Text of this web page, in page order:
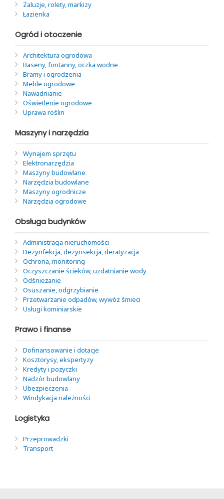
Żaluzje, rolety, markizy
Łazienka
Ogród i otoczenie
Architektura ogrodowa
Baseny, fontanny, oczka wodne
Bramy i ogrodzenia
Meble ogrodowe
Nawadnianie
Oświetlenie ogrodowe
Uprawa roślin
Maszyny i narzędzia
Wynajem sprzętu
Elektronarzędzia
Maszyny budowlane
Narzędzia budowlane
Maszyny ogrodnicze
Narzędzia ogrodowe
Obsługa budynków
Administracja nieruchomości
Dezynfekcja, dezynsekcja, deratyzacja
Ochrona, monitoring
Oczyszczanie ścieków, uzdatnianie wody
Odśnieżanie
Osuszanie, odgrzybianie
Przetwarzanie odpadów, wywóz śmieci
Usługi kominiarskie
Prawo i finanse
Dofinansowanie i dotacje
Kosztorysy, ekspertyzy
Kredyty i pożyczki
Nadzór budowlany
Ubezpieczenia
Windykacja należności
Logistyka
Przeprowadzki
Transport